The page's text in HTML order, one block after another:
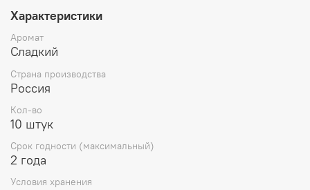
Поместите 1 кубик в аромалампу и зажгите под ней
Воск для аромалампы наполнит ваш дом приятным
другим, выбрав аромат, соответствующий вашему
настроению..
Никогда не оставляйте расплавленный воск в
аромалампе без присмотра или вблизи
легковоспламеняющихся предметов. Не храните в
доступном для детей и животных месте.
Характеристики
Аромат
Сладкий
Страна производства
Россия
Кол-во
10 штук
Срок годности (максимальный)
2 года
Условия хранения